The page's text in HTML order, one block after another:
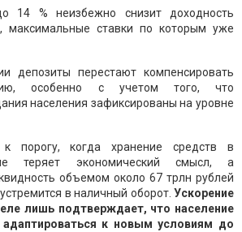
14 % неизбежно снизит доходность
максимальные ставки по которым уже
депозиты перестают компенсировать
особенно с учетом того, что
населения зафиксированы на уровне
порогу, когда хранение средств в
теряет экономический смысл, а
объемом около 67 трлн рублей
в наличный оборот. Ускорение
лишь подтверждает, что население
адаптироваться к новым условиям до